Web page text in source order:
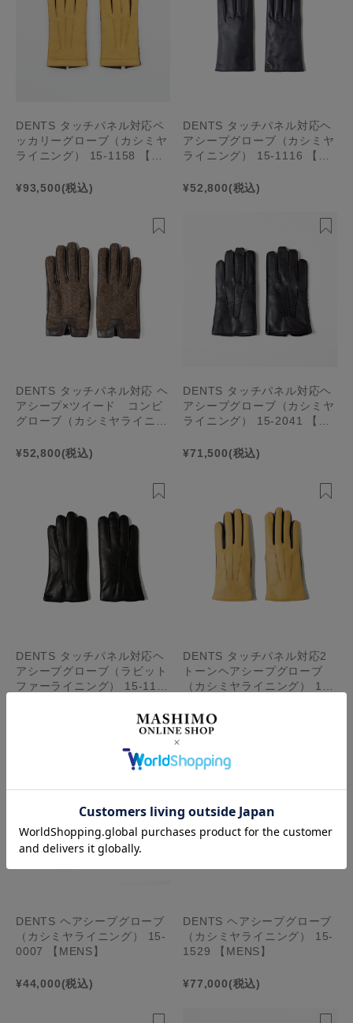
DENTS タッチパネル対応ペ
ッカリーグローブ（カシミヤ
ライニング） 15-1158 【ME
¥93,500(税込)
DENTS タッチパネル対応ヘ
アシープグローブ（カシミヤ
ライニング） 15-1116 【ME
¥52,800(税込)
DENTS タッチパネル対応 ヘ
アシープ×ツイード コンビ
グローブ（カシミヤライニン
¥52,800(税込)
DENTS タッチパネル対応ヘ
アシープグローブ（カシミヤ
ライニング） 15-2041 【ME
¥71,500(税込)
DENTS タッチパネル対応ヘ
アシープグローブ（ラビット
ファーライニング） 15-113
DENTS タッチパネル対応2
トーンヘアシープグローブ
（カシミヤライニング） 15-
¥38,500
DENTS ヘアシープグローブ
（カシミヤライニング） 15-
0007 【MENS】
¥44,000(税込)
DENTS ヘアシープグローブ
（カシミヤライニング） 15-
1529 【MENS】
¥77,000(税込)